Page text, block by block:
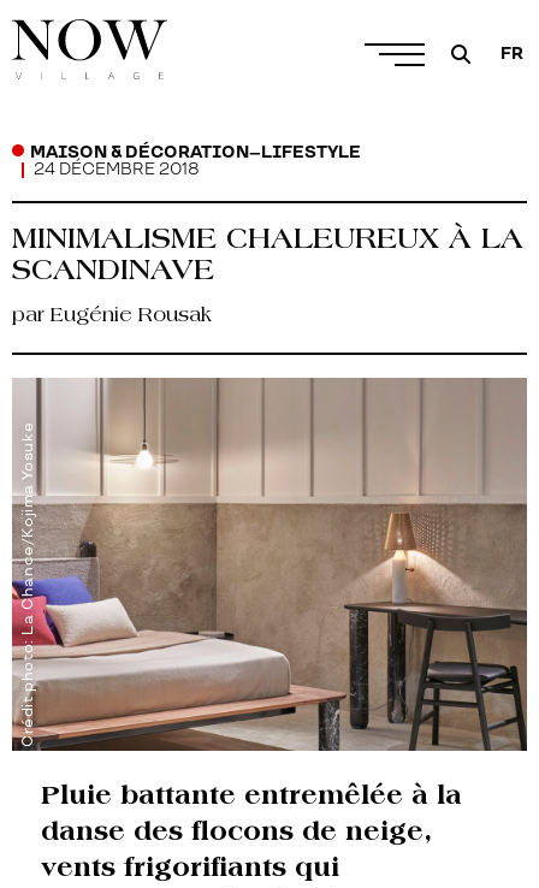
FR
MAISON & DÉCORATION– LIFESTYLE
24 DÉCEMBRE 2018
MINIMALISME CHALEUREUX À LA
SCANDINAVE
par Eugénie Rousak
Crédit photo: La Chance/Kojima Yosuke
Pluie battante entremêlée à la
danse des flocons de neige,
vents frigorifiants qui